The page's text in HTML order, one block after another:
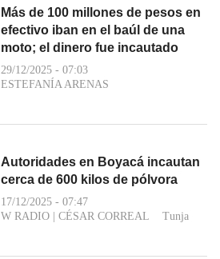
Más de 100 millones de pesos en
efectivo iban en el baúl de una
moto; el dinero fue incautado
29/12/2025 - 07:03
ESTEFANÍA ARENAS
Autoridades en Boyacá incautan
cerca de 600 kilos de pólvora
17/12/2025 - 07:47
W RADIO | CÉSAR CORREAL Tunja